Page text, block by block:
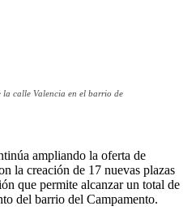
calle Valencia en el barrio de
ampliando la oferta de
la creación de 17 nuevas plazas
que permite alcanzar un total de
del barrio del Campamento.